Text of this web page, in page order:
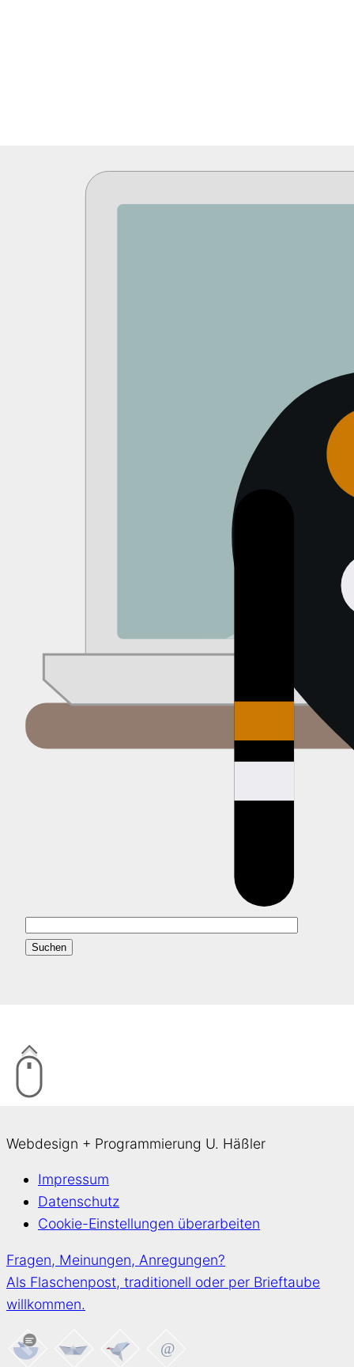
Webdesign + Programmierung U. Häßler
Impressum
Datenschutz
Cookie-Einstellungen überarbeiten
Fragen, Meinungen, Anregungen?
Als Flaschenpost, traditionell oder per Brieftaube
willkommen.